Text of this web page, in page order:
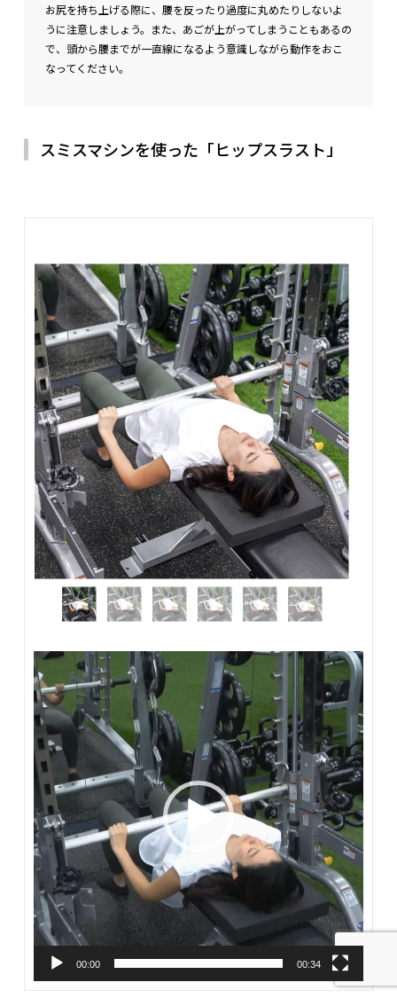
お尻を持ち上げる際に、腰を反ったり過度に丸めたりしないよ
うに注意しましょう。また、あごが上がってしまうこともあるの
で、頭から腰までが一直線になるよう意識しながら動作をおこ
なってください。
スミスマシンを使った「ヒップスラスト」
動
画
プ
レ
ー
ヤ
ー
00:00 00:34